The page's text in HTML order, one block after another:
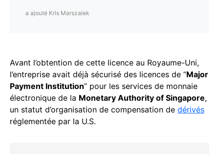
a ajouté Kris Marszalek
Avant l’obtention de cette licence au Royaume-Uni,
l’entreprise avait déjà sécurisé des licences de “Major
Payment Institution” pour les services de monnaie
électronique de la Monetary Authority of Singapore,
un statut d’organisation de compensation de dérivés
réglementée par la U.S.